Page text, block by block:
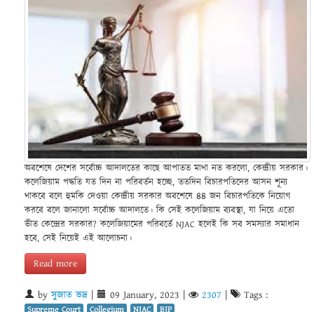
অবশেষে দেশের সর্বোচ্চ আদালতের কাছে আপাতত মাথা নত করলো, কেন্দ্রীয় সরকার।
কলেজিয়াম পদ্ধতি যত দিন না পরিবর্তন হচ্ছে, ততদিন বিচারপতিদের আসন শূন্য
থাকবে বলে হুমকি দেওয়া কেন্দ্রীয় সরকার অবশেষে ৪৪ জন বিচারপতিকে নিয়োগ
করবে বলে জানালো সর্বোচ্চ আদালতে। কি সেই কলেজিয়াম ব্যবস্থা, যা নিয়ে এতো
ভীত কেন্দ্রের সরকার? কলেজিয়ামের পরিবর্তে NJAC হলেই কি সব সমস্যার সমাধান
হবে, সেই নিয়েই এই আলোচনা।
Read more
byসুজাত ভদ্র 09 January, 2023 2307 Tags :
Supreme Court Collegium NJAC BJP